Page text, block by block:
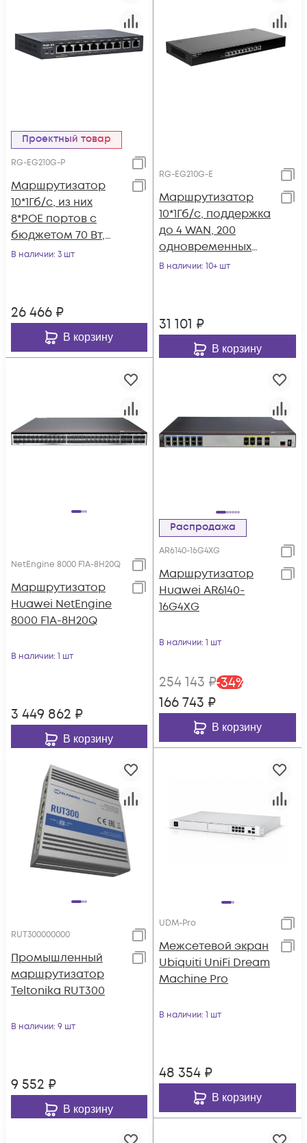
Проектный товар
RG-EG210G-P
Маршрутизатор
10*1Гб/c, из них
8*POE портов с
бюджетом 70 Вт,
поддержка до 4
500Mbps
В наличии: 3 шт
26 466 ₽
В корзину
RG-EG210G-E
Маршрутизатор
10*1Гб/c, поддержка
до 4 WAN, 200
одновременных
пользователей,
В наличии: 10+ шт
31 101 ₽
В корзину
NetEngine 8000 F1A-8H20Q
Маршрутизатор
Huawei NetEngine
8000 F1A-8H20Q
В наличии: 1 шт
3 449 862 ₽
В корзину
Распродажа
AR6140-16G4XG
Маршрутизатор
Huawei AR6140-
16G4XG
В наличии: 1 шт
254 143 ₽-34%
166 743 ₽
В корзину
RUT300000000
Промышленный
маршрутизатор
Teltonika RUT300
В наличии: 9 шт
9 552 ₽
В корзину
UDM-Pro
Межсетевой экран
Ubiquiti UniFi Dream
Machine Pro
В наличии: 1 шт
48 354 ₽
В корзину